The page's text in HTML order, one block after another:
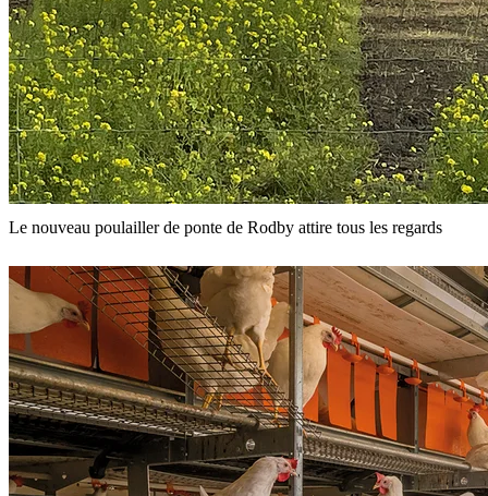
Le nouveau poulailler de ponte de Rodby attire tous les regards